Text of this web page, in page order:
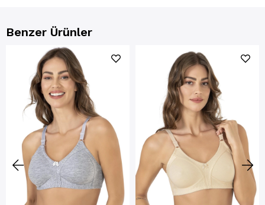
Benzer Ürünler